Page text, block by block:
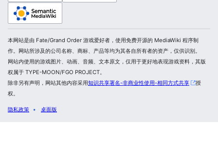
本网站是由 Fate/Grand Order 游戏爱好者，使用免费开源的 MediaWiki 程序制
作。网站所涉及的公司名称、商标、产品等均为其各自所有者的资产，仅供识别。
网站内使用的游戏图片、动画、音频、文本原文，仅用于更好地表现游戏资料，其版
权属于 TYPE-MOON/FGO PROJECT。
除非另有声明，网站其他内容采用知识共享署名-非商业性使用-相同方式共享
授
权。
隐私政策 桌面版